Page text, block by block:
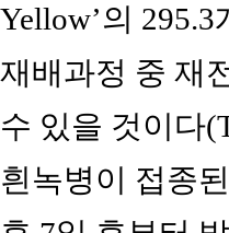
Yellow’의
재배과정 중 재
수 있을 것이다
흰녹병이 접종